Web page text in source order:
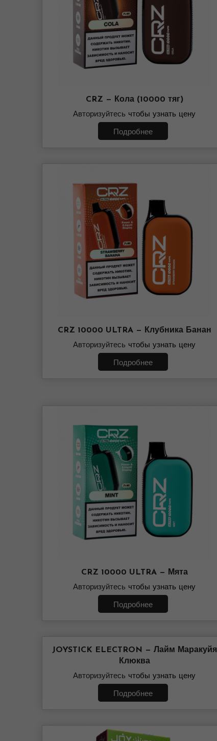
CRZ — Кола (10000 тяг)
Авторизуйтесь чтобы узнать цену
Подробнее
CRZ 10000 ULTRA — Клубника Банан
Авторизуйтесь чтобы узнать цену
Подробнее
CRZ 10000 ULTRA — Мята
Авторизуйтесь чтобы узнать цену
Подробнее
JOYSTICK ELECTRON — Лайм Маракуйя
Клюква
Авторизуйтесь чтобы узнать цену
Подробнее